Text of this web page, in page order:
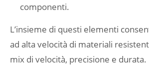
componenti.
L’insieme di questi elementi
ad alta velocità di materiali
mix di velocità, precisione e durata.